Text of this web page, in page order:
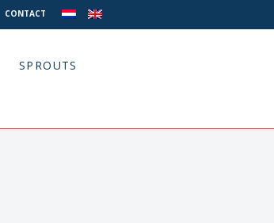
CONTACT
SPROUTS